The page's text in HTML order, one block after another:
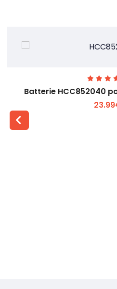
Batterie HCC852040